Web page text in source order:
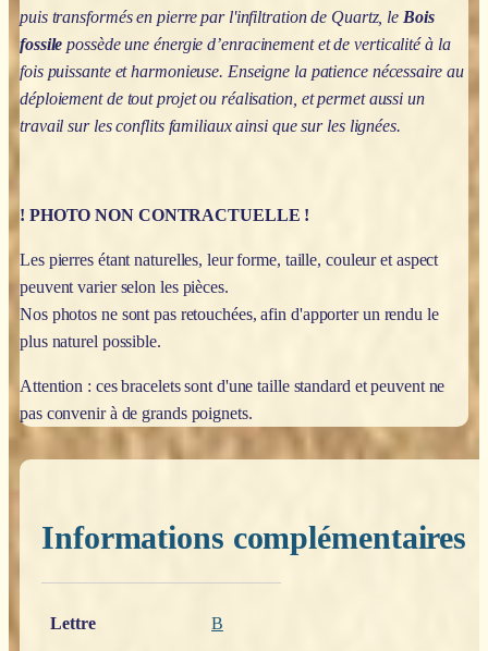
puis transformés en pierre par l'infiltration de Quartz, le Bois
fossile possède une énergie d’enracinement et de verticalité à la
fois puissante et harmonieuse. Enseigne la patience nécessaire au
déploiement de tout projet ou réalisation, et permet aussi un
travail sur les conflits familiaux ainsi que sur les lignées.
! PHOTO NON CONTRACTUELLE !
Les pierres étant naturelles, leur forme, taille, couleur et aspect
peuvent varier selon les pièces.
Nos photos ne sont pas retouchées, afin d'apporter un rendu le
plus naturel possible.
Attention : ces bracelets sont d'une taille standard et peuvent ne
pas convenir à de grands poignets.
Informations complémentaires
Lettre
B